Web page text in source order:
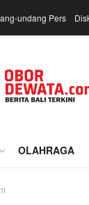
undang Pers
OLAHRAGA